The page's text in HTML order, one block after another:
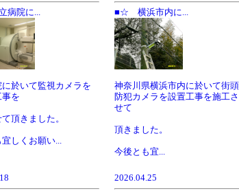
院に...
於いて監視カメラを
を
頂きました。
しくお願い...
■☆ 横浜市内に...
神奈川県横浜市内に於いて街頭
防犯カメラを設置工事を施工さ
せて
頂きました。
今後とも宜...
2026.04.25